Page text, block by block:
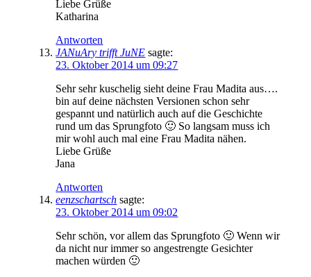
Liebe Grüße
Katharina
Antworten
JANuAry trifft JuNE sagte:
23. Oktober 2014 um 09:27
Sehr sehr kuschelig sieht deine Frau Madita aus….
bin auf deine nächsten Versionen schon sehr
gespannt und natürlich auch auf die Geschichte
rund um das Sprungfoto 🙂 So langsam muss ich
mir wohl auch mal eine Frau Madita nähen.
Liebe Grüße
Jana
Antworten
eenzschartsch sagte:
23. Oktober 2014 um 09:02
Sehr schön, vor allem das Sprungfoto 🙂 Wenn wir
da nicht nur immer so angestrengte Gesichter
machen würden 🙂